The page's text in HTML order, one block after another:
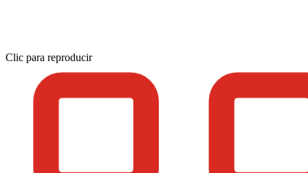
Clic para reproducir